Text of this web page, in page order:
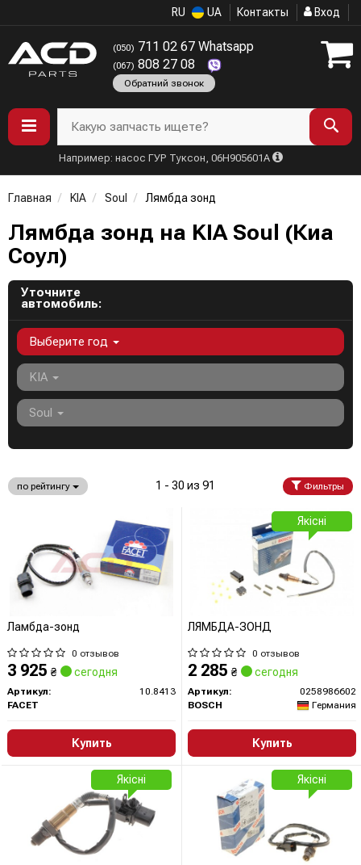
RU UA Контакты Вход
(050) 711 02 67 Whatsapp
(067) 808 27 08
Обратний звонок
Какую запчасть ищете?
Например: насос ГУР Туксон, 06H905601A
Главная KIA Soul Лямбда зонд
Лямбда зонд на KIA Soul (Киа
Соул)
Уточните
автомобиль:
Выберите год
KIA
Soul
по рейтингу 1 - 30 из 91 Фильтры
Ламбда-зонд
0 отзывов
3 925 ₴ сегодня
Артикул:
10.8413
FACET
Купить
ЛЯМБДА-ЗОНД
0 отзывов
2 285 ₴ сегодня
Артикул:
0258986602
BOSCH
Германия
Купить
Якісні
Якісні Якісні